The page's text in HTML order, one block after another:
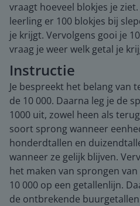
vraagt hoeveel blokjes je
leerling er 100 blokjes bij
je krijgt. Vervolgens gooi je
vraag je weer welk getal je
Instructie
Je bespreekt het belang van
de 10 000. Daarna leg je de
1000 uit, zowel heen als
soort sprong wanneer
honderdtallen en
wanneer ze gelijk blijven.
het maken van sprongen
10 000 op een getallenlijn.
de ontbrekende